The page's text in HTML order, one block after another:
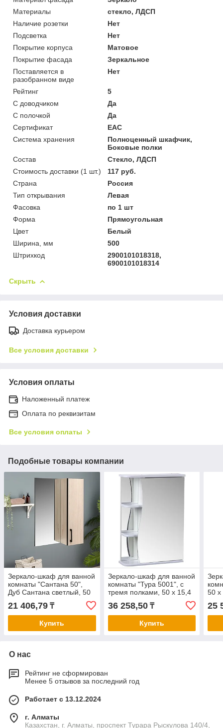
Материалы
стекло, ЛДСП
Наличие розетки
Нет
Подсветка
Нет
Покрытие корпуса
Матовое
Покрытие фасада
Зеркальное
Поставляется в
разобранном виде
Нет
Рейтинг
5
С доводчиком
Да
С полочкой
Да
Сертификат
ЕАС
Система хранения
Полноценный шкафчик,
Боковые полки
Состав
Стекло, ЛДСП
Стоимость доставки (1 шт.)
117 руб.
Страна
Россия
Тип открывания
Левая
Фасовка
по 1 шт
Форма
Прямоугольная
Цвет
Белый
Ширина, мм
500
Штрихкод
2900101018318,
6900101018314
Скрыть
Условия доставки
Доставка курьером
Все условия доставки
Условия оплаты
Наложенный платеж
Оплата по реквизитам
Все условия оплаты
Подобные товары компании
Зеркало-шкаф для ванной
комнаты "Сантана 50",
Дуб Сантана светлый, 50
21 406,79 ₸
Купить
Зеркало-шкаф для ванной
комнаты "Тура 5001", с
тремя полками, 50 х 15,4
36 258,50₸
Купить
50
25
О нас
Рейтинг не сформирован
Менее 5 отзывов за последний год
Работает с 13.12.2024
г. Алматы
Казахстан, г. Алматы, проспект Турара Рыскулова 140/4,